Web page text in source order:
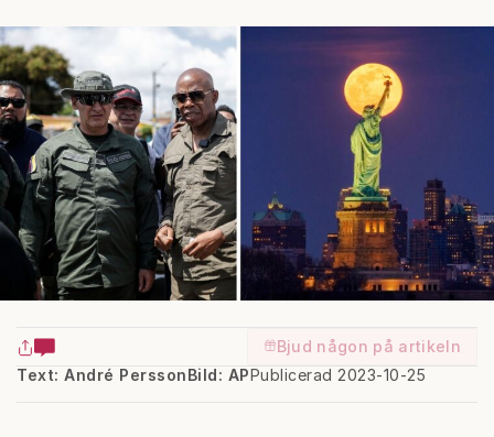
Bjud någon på artikeln
Text: André Persson
Publicerad 2023-10-25
Bild: AP